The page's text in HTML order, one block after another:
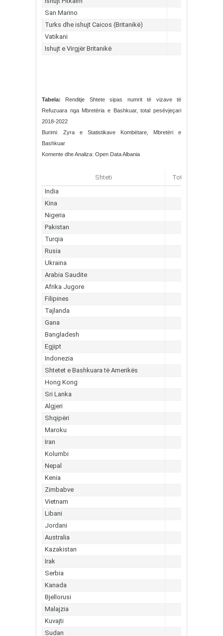
Tabela: Renditje Shtete sipas numrit të vizave të
Refuzuara nga Mbretëria e Bashkuar, total pesëvjeçari
2018-2022
Burimi: Zyra e Statistikave Kombëtare, Mbretëri e
Bashkuar
Komente dhe Analiza: Open Data Albania